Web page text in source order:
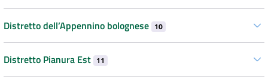
Distretto dell’Appennino bolognese 10
Distretto Pianura Est 11